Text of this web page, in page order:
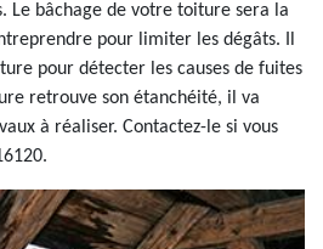
Le bâchage de votre toiture sera la
pour limiter les dégâts. Il
pour détecter les causes de fuites
retrouve son étanchéité, il va
à réaliser. Contactez-le si vous